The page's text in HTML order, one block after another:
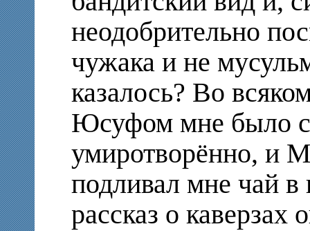
неодобрительно
чужака и не
казалось? Во
Юсуфом мне было
умиротворённо, и
подливал мне чай в
рассказ о каверзах